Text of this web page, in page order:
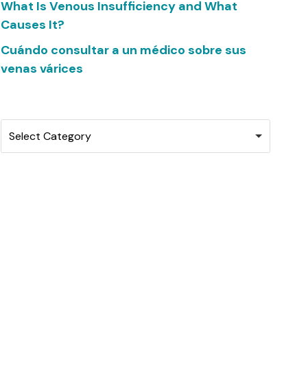
What Is Venous Insufficiency and What
Causes It?
Cuándo consultar a un médico sobre sus
venas várices
Select Category